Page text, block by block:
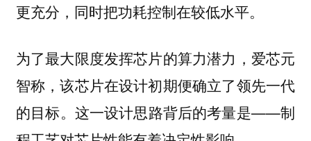
更充分，同时把功耗控制在较低水平。
为了最大限度发挥芯片的算力潜力，爱芯元
智称，该芯片在设计初期便确立了领先一代
的目标。这一设计思路背后的考量是——制